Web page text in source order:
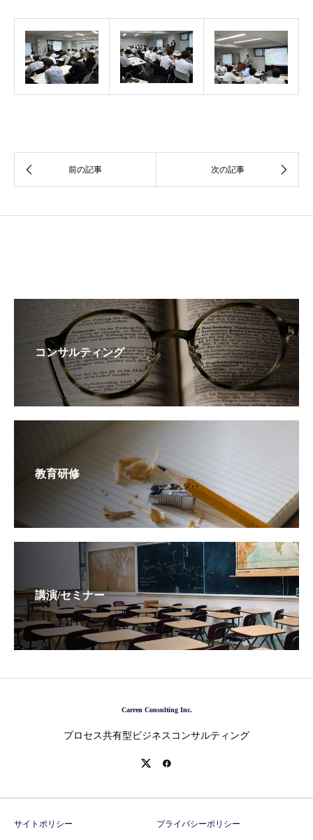
コンサルティング
教育研修
講演/セミナー
Carren Consulting Inc.
プロセス共有型ビジネスコンサルティング
サイトポリシー プライバシーポリシー